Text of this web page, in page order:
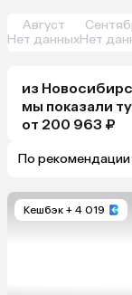
Август
Нет данныхНет
из
мы показали
от 200 963 ₽
По рекомендации
Кешбэк + 4 019